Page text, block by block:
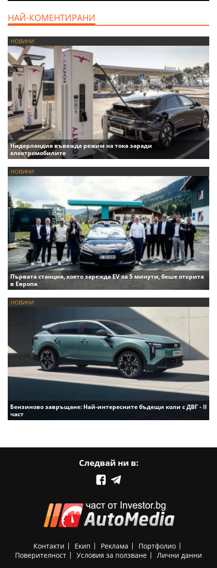
НАЙ-КОМЕНТИРАНИ
НОВИНИ
Нидерландия въвежда режим на тока заради
електромобилите
НОВИНИ
Първата станция, която зарежда EV за 5 минути, беше открита
в Европа
НОВИНИ
Бензиново завръщане: Най-интересните бъдещи коли с ДВГ - II
част
Следвай ни в:
Контакти Екип Реклама
Портфолио
Поверителност
Условия за ползване Лични данни